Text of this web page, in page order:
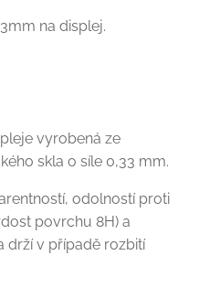
na displej.
vyrobená ze
skla o síle 0,33 mm.
odolností proti
povrchu 8H) a
drží v případě rozbití